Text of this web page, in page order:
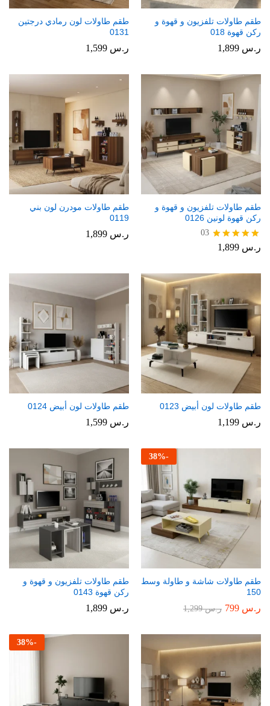
طقم طاولات تلفزيون و قهوة و
ركن قهوة 018
ر.س
طقم طاولات لون رمادي درجتين
0131
ر.س
طقم طاولات تلفزيون و قهوة و
ركن قهوة لونين 0126
تم التقييم
03
ر.س
طقم طاولات مودرن لون بني
0119
ر.س
طقم طاولات لون أبيض 0123
ر.س
طقم طاولات لون أبيض 0124
ر.س
-
38%
طقم طاولات شاشة و طاولة وسط
150
ر.س ر.س1,299
طقم طاولات تلفزيون و قهوة و
ركن قهوة 0143
ر.س
-
38%